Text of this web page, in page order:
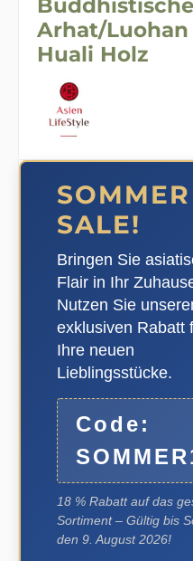
Arhat/
Huali Holz
SOMMER
SALE!
Bringen Sie
Flair in Ihr
Nutzen Sie
exklusiven Rabatt
Ihre neuen
Lieblingsstücke.
Code:
18 % Rabatt auf das
Sortiment – Gültig bis
den 9. August 2026!